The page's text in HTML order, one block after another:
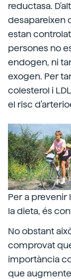
reductasa.
desapareixen
estan
persones no
endogen, ni
exogen. Per
colesterol i
el risc
Per a prevenir
la dieta, és
No obstant
comprovat
importància
que